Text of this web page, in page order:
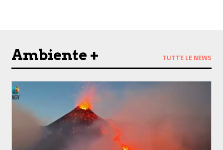
Ambiente + TUTTE LE NEWS